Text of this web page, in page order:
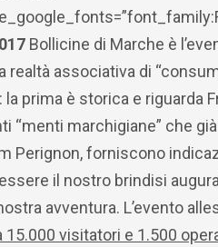
Bollicine di Marche è
realtà associativa di
prima è storica e riguarda
“menti marchigiane” che
Perignon, forniscono
il nostro brindisi
avventura. L’evento
15.000 visitatori e 1.500